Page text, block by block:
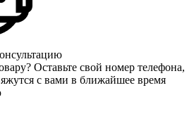
Оставьте свой номер телефона,
с вами в ближайшее время